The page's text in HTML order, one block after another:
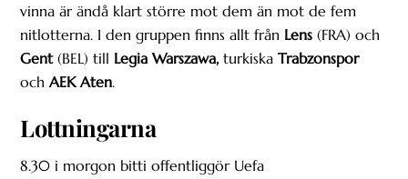
vinna är ändå klart större mot dem än mot de fem
nitlotterna. I den gruppen finns allt från Lens (FRA) och
Gent(BEL) till Legia Warszawa, turkiskaTrabzonspor
ochAEK Aten.
Lottningarna
8.30 i morgon bitti offentliggör Uefa